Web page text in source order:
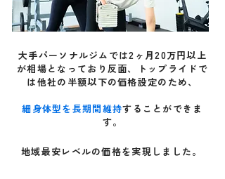
大手パーソナルジムでは2ヶ月20万円以上
が相場となっており反面、トップライドで
は他社の半額以下の価格設定のため、
細身体型を長期間維持することができま
す。
地域最安レベルの価格を実現しました。